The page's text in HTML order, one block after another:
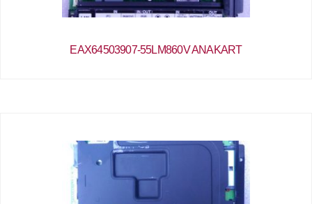
EAX64503907-55LM860V ANAKART